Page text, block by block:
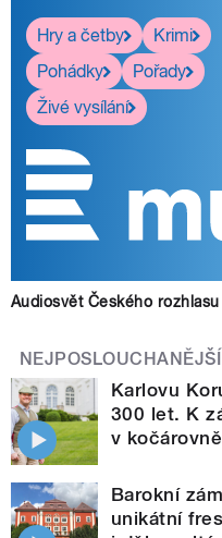
Hry a četby
Krimi
Pohádky
Pořady
Živé vysílání
Audiosvět Českého
NEJPOSLOUCHANĚJŠÍ
Karlovu
300 let. K
v
Barokní
unikátní